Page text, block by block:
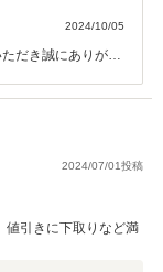
2024/10/05
き大変嬉しく思い
す。
2024/07/01投稿
値引きに下取りなど満